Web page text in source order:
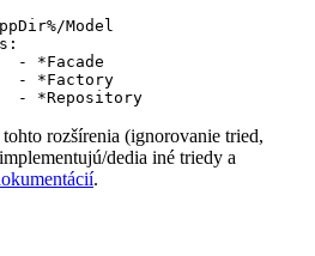
rozšírenia (ignorovanie tried,
dedia iné triedy a
.